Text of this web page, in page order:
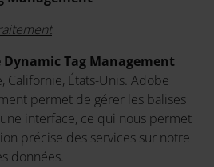
Dynamic Tag Management
Californie, États-Unis. Adobe
permet de gérer les balises
interface, ce qui nous permet
précise des services sur notre
données.